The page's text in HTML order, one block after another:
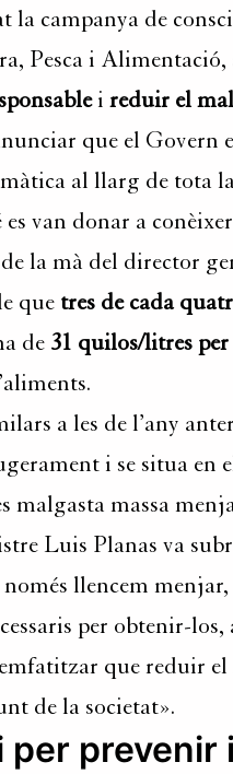
la campanya de
Pesca i
i reduir el
que el
al llarg de tota
van donar a
la mà del director
que tres de cada
de 31 quilos/litres per
a les de l’any
i se situa en
malgasta massa
Luis Planas va
només llencem
per obtenir-los,
que reduir
de la societat».
per